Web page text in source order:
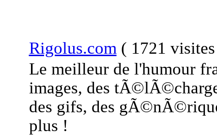
Rigolus.com ( 1721
Le meilleur de l'humour
images, des
des gifs, des
plus !